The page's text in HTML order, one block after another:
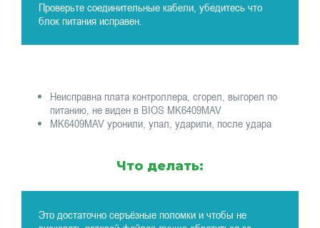
Проверьте соединительные кабели, убедитесь что
блок питания исправен.
Неисправна плата контроллера, сгорел, выгорел по
питанию, не виден в BIOS MK6409MAV
MK6409MAV уронили, упал, ударили, после удара
Что делать:
Это достаточно серъёзные поломки и чтобы не